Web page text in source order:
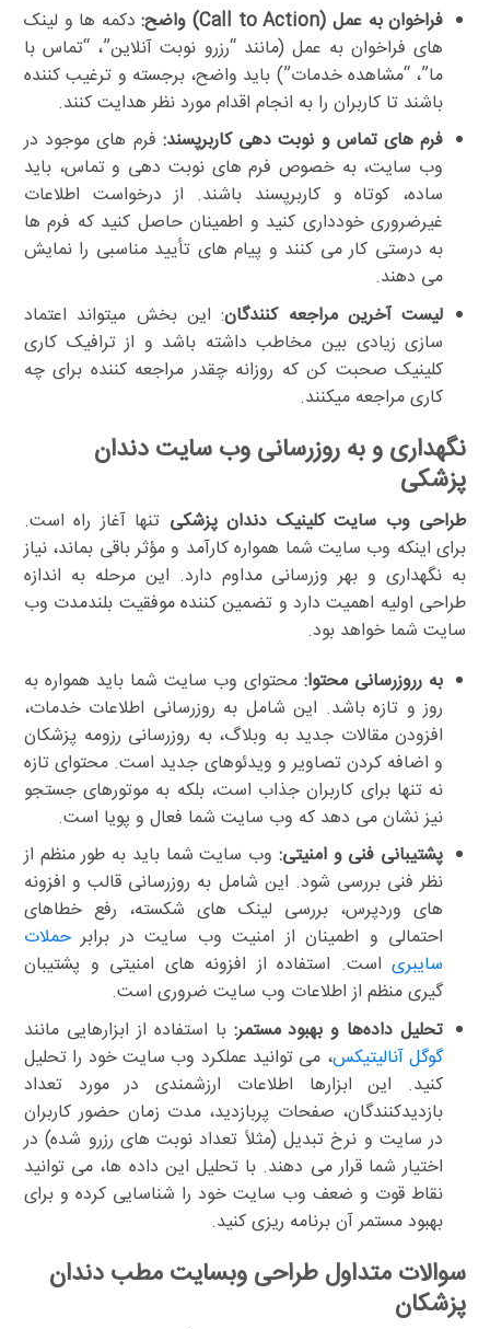
فراخوان به عمل (Call to Action) واضح:
دکمه ها و لینک
های فراخوان به عمل (مانند “رزرو نوبت آنلاین”، “تماس با
ما”، “مشاهده خدمات”) باید واضح، برجسته و ترغیب کننده
باشند تا کاربران را به انجام اقدام مورد نظر هدایت کنند.
فرم های تماس و نوبت دهی کاربرپسند: فرم های موجود در
وب سایت، به خصوص فرم های نوبت دهی و تماس، باید
ساده، کوتاه و کاربرپسند باشند. از درخواست اطلاعات
غیرضروری خودداری کنید و اطمینان حاصل کنید که فرم ها
به درستی کار می کنند و پیام های تأیید مناسبی را نمایش
می دهند.
لیست آخرین مراجعه کنندگان: این بخش میتواند اعتماد
سازی زیادی بین مخاطب داشته باشد و از ترافیک کاری
کلینیک صحبت کن که روزانه چقدر مراجعه کننده برای چه
کاری مراجعه میکنند.
نگهداری و به روزرسانی وب سایت دندان
پزشکی
طراحی وب سایت کلینیک دندان پزشکی تنها آغاز راه است.
برای اینکه وب سایت شما همواره کارآمد و مؤثر باقی بماند، نیاز
به نگهداری و بهر وزرسانی مداوم دارد. این مرحله به اندازه
طراحی اولیه اهمیت دارد و تضمین کننده موفقیت بلندمدت وب
سایت شما خواهد بود.
به رروزرسانی محتوا:محتوای وب سایت شما باید همواره به
روز و تازه باشد. این شامل به روزرسانی اطلاعات خدمات،
افزودن مقالات جدید به وبلاگ، به روزرسانی رزومه پزشکان
و اضافه کردن تصاویر و ویدئوهای جدید است. محتوای تازه
نه تنها برای کاربران جذاب است، بلکه به موتورهای جستجو
نیز نشان می دهد که وب سایت شما فعال و پویا است.
پشتیبانی فنی و امنیتی: وب سایت شما باید به طور منظم از
نظر فنی بررسی شود. این شامل به روزرسانی قالب و افزونه
های وردپرس، بررسی لینک های شکسته، رفع خطاهای
احتمالی و اطمینان از امنیت وب سایت در برابر حملات
سایبریاست. استفاده از افزونه های امنیتی و پشتیبان
گیری منظم از اطلاعات وب سایت ضروری است.
تحلیل داده‌ها و بهبود مستمر: با استفاده از ابزارهایی مانند
گوگل آنالیتیکس، می توانید عملکرد وب سایت خود را تحلیل
کنید. این ابزارها اطلاعات ارزشمندی در مورد تعداد
بازدیدکنندگان، صفحات پربازدید، مدت زمان حضور کاربران
در سایت و نرخ تبدیل (مثلاً تعداد نوبت های رزرو شده) در
اختیار شما قرار می دهند. با تحلیل این داده ها، می توانید
نقاط قوت و ضعف وب سایت خود را شناسایی کرده و برای
بهبود مستمر آن برنامه ریزی کنید.
سوالات متداول طراحی وبسایت مطب دندان
پزشکان